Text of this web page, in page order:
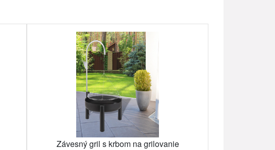
Závesný gril s krbom na grilovanie